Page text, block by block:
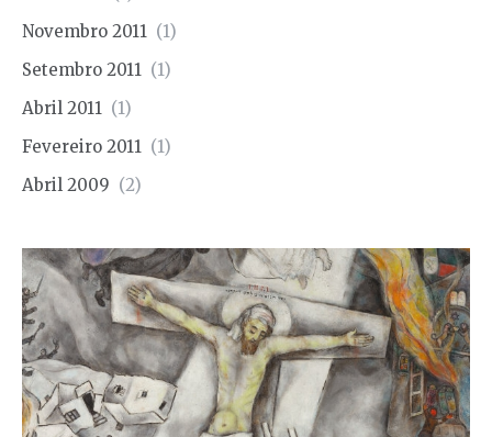
Novembro 2011 (1)
Setembro 2011 (1)
Abril 2011 (1)
Fevereiro 2011 (1)
Abril 2009 (2)